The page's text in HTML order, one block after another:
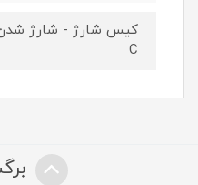
کیس شارژ - شارژ شدن
C